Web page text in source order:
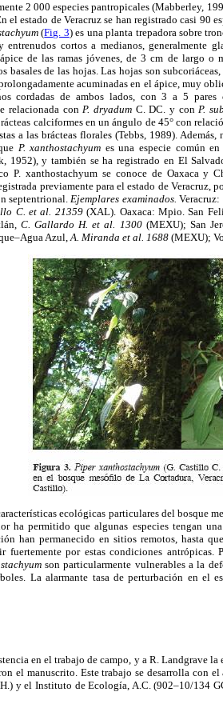
2 000 especies pantropicales (Mabberley,
el estado de Veracruz se han registrado casi 90
(Fig. 3) es una planta trepadora sobre
entrenudos cortos a medianos, generalmente
de las ramas jóvenes, de 3 cm de largo o
basales de las hojas. Las hojas son
acuminadas en el ápice, muy
cordadas de ambos lados, con 3 a 5 pares
relacionada conP. dryadum C. DC. y conP.
calciformes en un ángulo de 45° con
a las brácteas florales (Tebbs, 1989).
P. xanthostachyum es una especie común
1952), y también se ha registrado en El
P. xanthostachyum se conoce de Oaxaca y
previamente para el estado de Veracruz,
septentrional.Ejemplares examinados.
C. et al. 21359(XAL). Oaxaca: Mpio. San
C. Gallardo H. et al. 1300 (MEXU); San
Azul,A. Miranda et al. 1688 (MEXU);
ecológicas particulares del bosque
ha permitido que algunas especies tengan
han permanecido en sitios remotos, hasta
fuertemente por estas condiciones
son particularmente vulnerables a la
La alarmante tasa de perturbación en el
en el trabajo de campo, y a R. Landgrave
el manuscrito. Este trabajo se desarrolla con
y el Instituto de Ecología, A.C. (902–10/134